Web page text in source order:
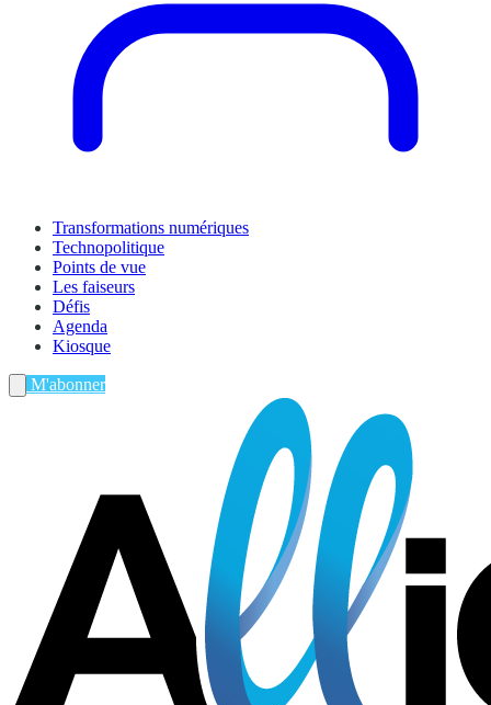
Transformations numériques
Technopolitique
Points de vue
Les faiseurs
Défis
Agenda
Kiosque
M'abonner